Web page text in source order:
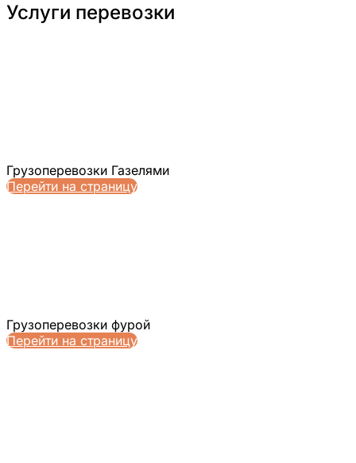
Услуги перевозки
Грузоперевозки Газелями
Перейти на страницу
Грузоперевозки фурой
Перейти на страницу